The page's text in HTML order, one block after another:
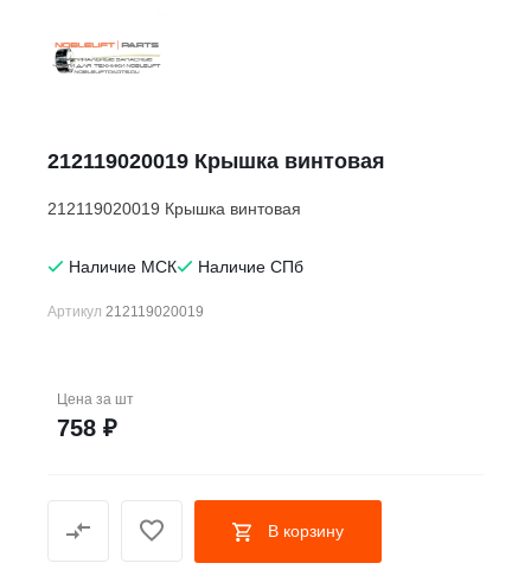
212119020019 Крышка винтовая
212119020019 Крышка винтовая
Наличие МСК Наличие СПб
Артикул 212119020019
Цена за шт
758 ₽
В корзину